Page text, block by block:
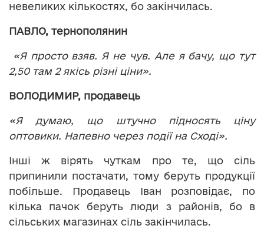
невеликих кількостях, бо закінчилась.
ПАВЛО, тернополянин
«Я просто взяв. Я не чув. Але я бачу, що тут
2,50 там 2 якісь різні ціни».
ВОЛОДИМИР, продавець
«Я думаю, що штучно підносять ціну
оптовики. Напевно через події на Сході».
Інші ж вірять чуткам про те, що сіль
припинили постачати, тому беруть продукції
побільше. Продавець Іван розповідає, по
кілька пачок беруть люди з районів, бо в
сільських магазинах сіль закінчилась.